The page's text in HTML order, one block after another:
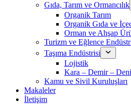
Gıda, Tarım ve Ormancılık
Organik Tarım
Organik Gıda ve
Orman ve Ahşap
Turizm ve Eğlence
Taşıma Endüstrisi
Lojistik
Kara – Demir –
Kamu ve Sivil Kuruluşları
Makaleler
İletişim